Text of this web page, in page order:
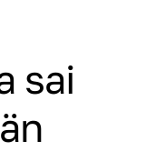
sai